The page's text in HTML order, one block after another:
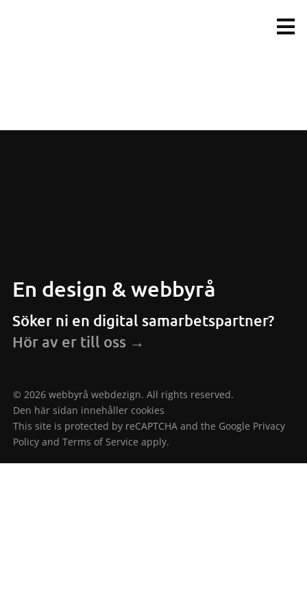
En design & webbyrå
Söker ni en digital samarbetspartner?
Hör av er till oss →
© 2026 webbyrå webdezign. All rights reserved.
Den här sidan innehåller cookies
This site is protected by reCAPTCHA and the Google Privacy
Policyand Terms of Service apply.